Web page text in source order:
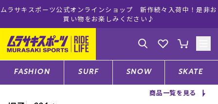
ムラサキスポーツ公式オンラインショップ 新作続々入荷中！是非お
買い物をお楽しみください♪
ゲスト様
ログイン 会員登録
FASHION SURF SNOW SKATE
商品一覧を見る